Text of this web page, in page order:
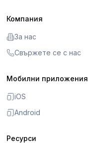
Компания
За нас
Свържете се с нас
Мобилни приложения
iOS
Android
Ресурси